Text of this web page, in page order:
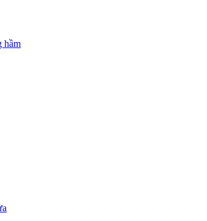
hầm